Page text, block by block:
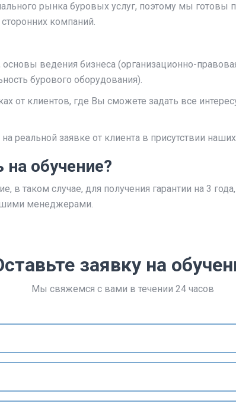
рынка буровых услуг, поэтому мы готовы
компаний.
основы ведения бизнеса (организационно-
бурового оборудования).
от клиентов, где Вы сможете задать все
реальной заявке от клиента в присутствии
обучение?
в таком случае, для получения гарантии на 3
менеджерами.
заявку на
Мы свяжемся с вами в течении 24 часов